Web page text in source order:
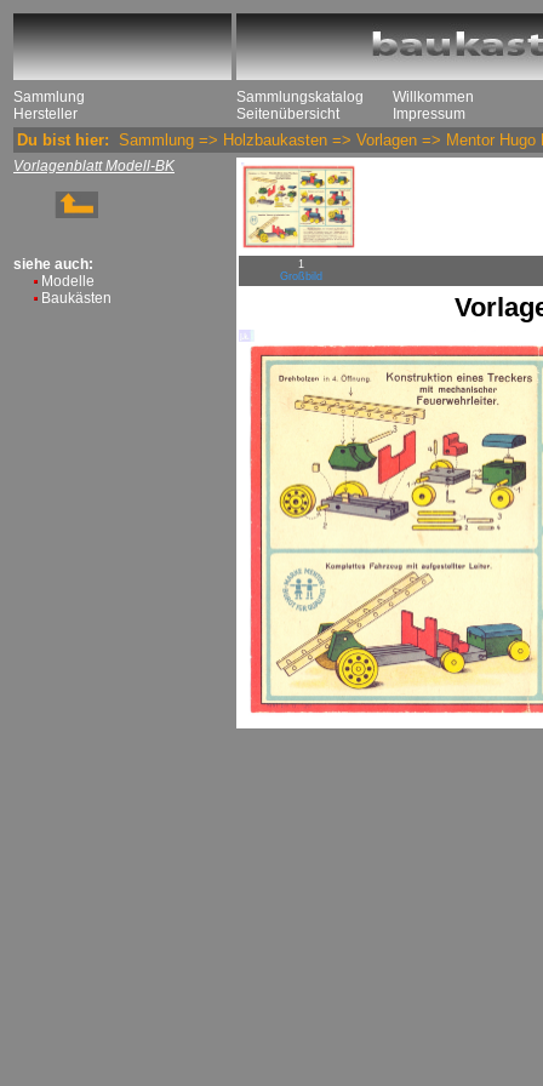
Sammlung
Hersteller
Sammlungskatalog
Seitenübersicht
Willkommen
Impressum
Du bist hier: Sammlung => Holzbaukasten => Vorlagen => Mentor Hugo
Vorlagenblatt Modell-BK
siehe auch:
Modelle
Baukästen
1
Großbild